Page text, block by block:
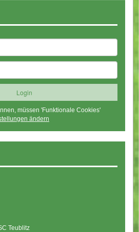
müssen 'Funktionale Cookies'
ändern
Teublitz